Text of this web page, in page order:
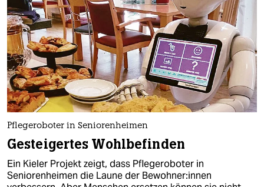
Pflegeroboter in Seniorenheimen
Gesteigertes Wohlbefinden
Ein Kieler Projekt zeigt, dass Pflegeroboter in
Seniorenheimen die Laune der Be­woh­ne­r:in­nen